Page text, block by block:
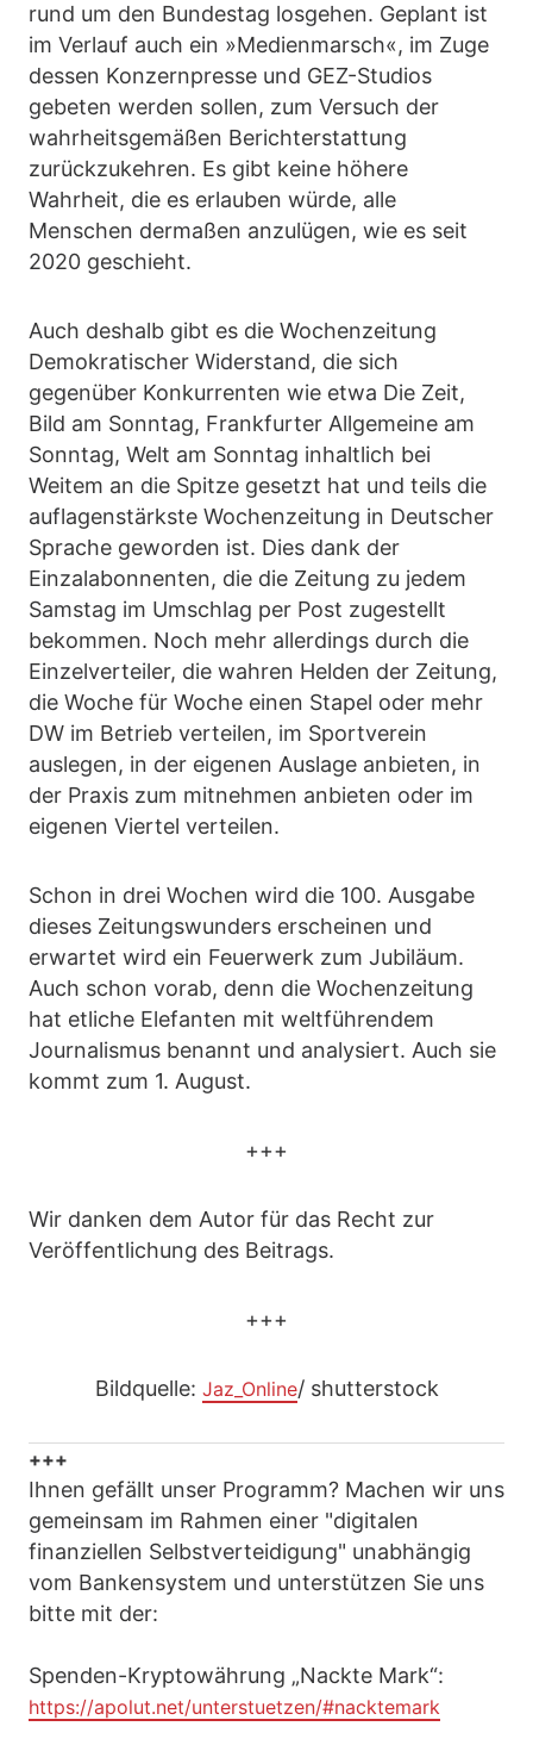
rund um den Bundestag losgehen. Geplant ist
im Verlauf auch ein »Medienmarsch«, im Zuge
dessen Konzernpresse und GEZ-Studios
gebeten werden sollen, zum Versuch der
wahrheitsgemäßen Berichterstattung
zurückzukehren. Es gibt keine höhere
Wahrheit, die es erlauben würde, alle
Menschen dermaßen anzulügen, wie es seit
2020 geschieht.
Auch deshalb gibt es die Wochenzeitung
Demokratischer Widerstand, die sich
gegenüber Konkurrenten wie etwa Die Zeit,
Bild am Sonntag, Frankfurter Allgemeine am
Sonntag, Welt am Sonntag inhaltlich bei
Weitem an die Spitze gesetzt hat und teils die
auflagenstärkste Wochenzeitung in Deutscher
Sprache geworden ist. Dies dank der
Einzalabonnenten, die die Zeitung zu jedem
Samstag im Umschlag per Post zugestellt
bekommen. Noch mehr allerdings durch die
Einzelverteiler, die wahren Helden der Zeitung,
die Woche für Woche einen Stapel oder mehr
DW im Betrieb verteilen, im Sportverein
auslegen, in der eigenen Auslage anbieten, in
der Praxis zum mitnehmen anbieten oder im
eigenen Viertel verteilen.
Schon in drei Wochen wird die 100. Ausgabe
dieses Zeitungswunders erscheinen und
erwartet wird ein Feuerwerk zum Jubiläum.
Auch schon vorab, denn die Wochenzeitung
hat etliche Elefanten mit weltführendem
Journalismus benannt und analysiert. Auch sie
kommt zum 1. August.
+++
Wir danken dem Autor für das Recht zur
Veröffentlichung des Beitrags.
+++
Bildquelle: Jaz_Online/ shutterstock
+++
Ihnen gefällt unser Programm? Machen wir uns
gemeinsam im Rahmen einer "digitalen
finanziellen Selbstverteidigung" unabhängig
vom Bankensystem und unterstützen Sie uns
bitte mit der:
Spenden-Kryptowährung „Nackte Mark“:
https://apolut.net/unterstuetzen/#nacktemark